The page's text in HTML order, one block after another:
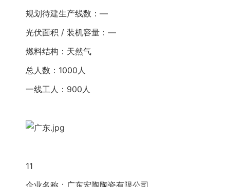
规划待建生产线数：—
光伏面积 / 装机容量：—
燃料结构：天然气
总人数：1000人
一线工人：900人
11
企业名称：广东宏陶陶瓷有限公司